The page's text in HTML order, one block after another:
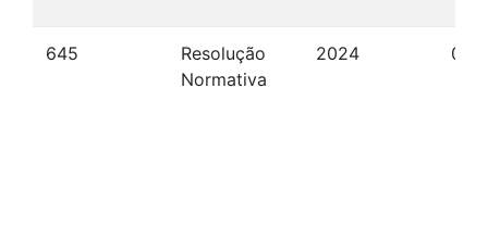
645
Resolução
Normativa
2024 04/